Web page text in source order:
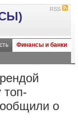
RSS
Финансы и банки
о